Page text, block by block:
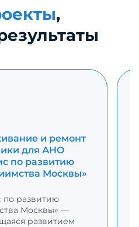
,
и ремонт
для АНО
по развитию
Москвы»
развитию
Москвы» —
развитием